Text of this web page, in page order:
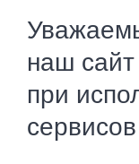
наш сайт
при
сервисов